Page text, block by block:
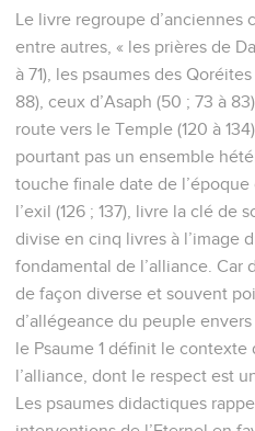
Le livre regroupe d’anciennes
entre autres, « les prières de
à 71), les psaumes des
88), ceux d’Asaph (50 ; 73 à
route vers le Temple (120 à
pourtant pas un ensemble
touche finale date de
l’exil (126 ; 137), livre la clé de
divise en cinq livres à l’image
fondamental de l’alliance. Car
de façon diverse et souvent
d’allégeance du peuple
le Psaume 1 définit le contexte
l’alliance, dont le respect est
Les psaumes didactiques